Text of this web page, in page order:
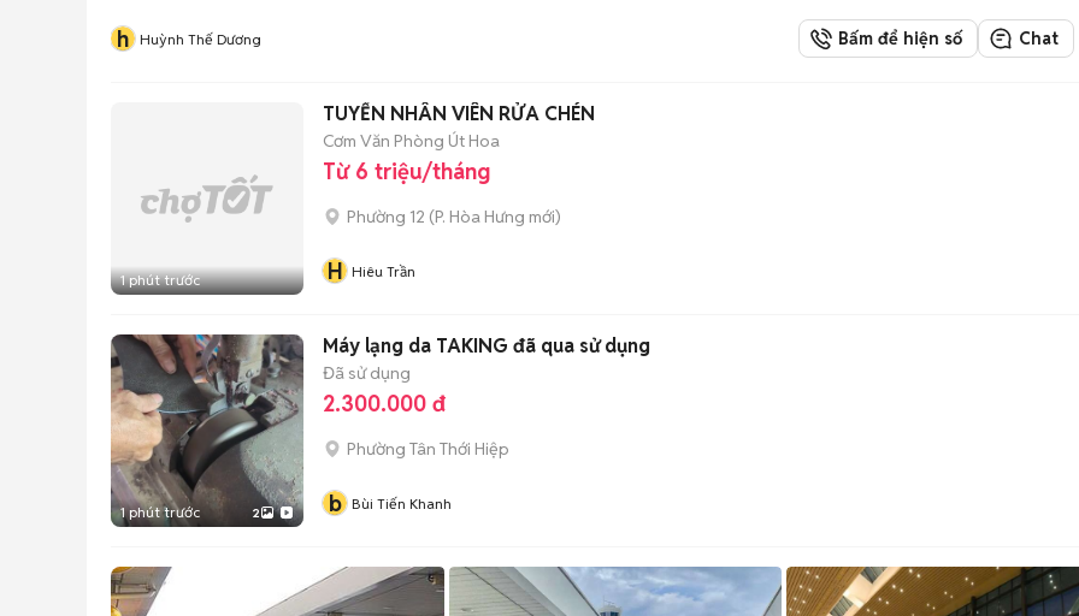
h Huỳnh Thế Dương Bấm để hiện số Chat
1 phút trước
TUYỂN NHÂN VIÊN RỬA CHÉN
Cơm Văn Phòng Út Hoa
Từ 6 triệu/tháng
Phường 12 (P. Hòa Hưng mới)
H Hiêu Trần
1 phút trước 2
Máy lạng da TAKING đã qua sử dụng
Đã sử dụng
2.300.000 đ
Phường Tân Thới Hiệp
b Bùi Tiến Khanh